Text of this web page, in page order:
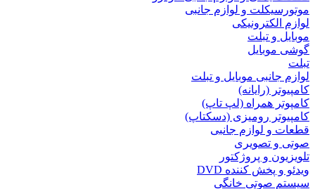
موتورسیکلت و لوازم جانبی
لوازم الکترونیکی
موبایل و تبلت
گوشی موبایل
تبلت
لوازم جانبی موبایل و تبلت
کامپیوتر (رایانه)
کامپوتر همراه (لپ تاپ)
کامپیوتر رومیزی (دسکتاپ)
قطعات و لوازم جانبی
صوتی و تصویری
تلویزیون و پروژکتور
ویدئو و پخش کننده DVD
سیستم صوتی خانگی